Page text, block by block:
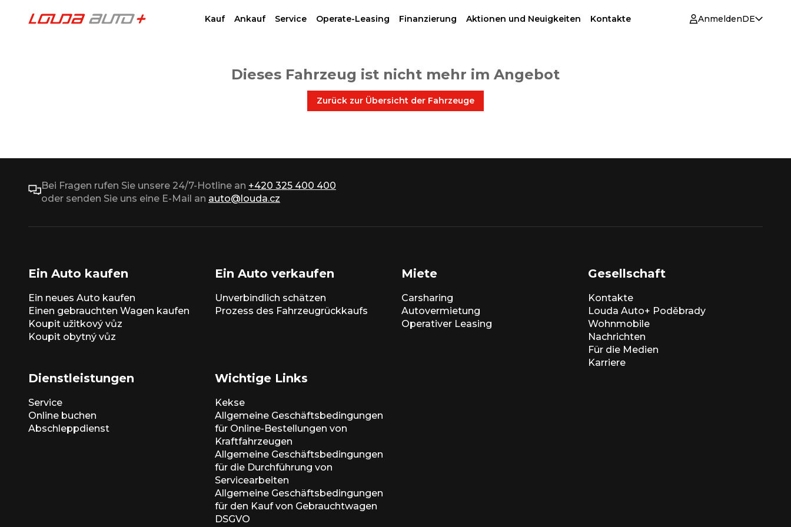
Kauf Ankauf Service Operate-Leasing Finanzierung Aktionen und Neuigkeiten Kontakte AnmeldenDE
Dieses Fahrzeug ist nicht mehr im Angebot
Zurück zur Übersicht der Fahrzeuge
Bei Fragen rufen Sie unsere 24/7-Hotline an +420 325 400 400
oder senden Sie uns eine E-Mail an auto@louda.cz
Ein Auto kaufen
Ein neues Auto kaufen
Einen gebrauchten Wagen kaufen
Koupit užitkový vůz
Koupit obytný vůz
Ein Auto verkaufen
Unverbindlich schätzen
Prozess des Fahrzeugrückkaufs
Miete
Carsharing
Autovermietung
Operativer Leasing
Gesellschaft
Kontakte
Louda Auto+ Poděbrady
Wohnmobile
Nachrichten
Für die Medien
Karriere
Dienstleistungen
Service
Online buchen
Abschleppdienst
Wichtige Links
Kekse
Allgemeine Geschäftsbedingungen
für Online-Bestellungen von
Kraftfahrzeugen
Allgemeine Geschäftsbedingungen
für die Durchführung von
Servicearbeiten
Allgemeine Geschäftsbedingungen
für den Kauf von Gebrauchtwagen
DSGVO